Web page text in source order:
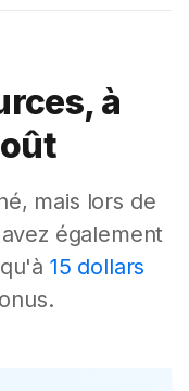
à
mais lors de
également
15 dollars